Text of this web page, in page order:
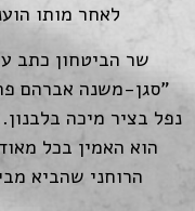
לאחר מותו
שר הביטחון כתב
"סגן-משנה אברהם
נפל בציר מיכה
הוא האמין בכל
הרוחני שהביא